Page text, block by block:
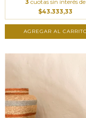
3 cuotas sin interés de
$43.333,33